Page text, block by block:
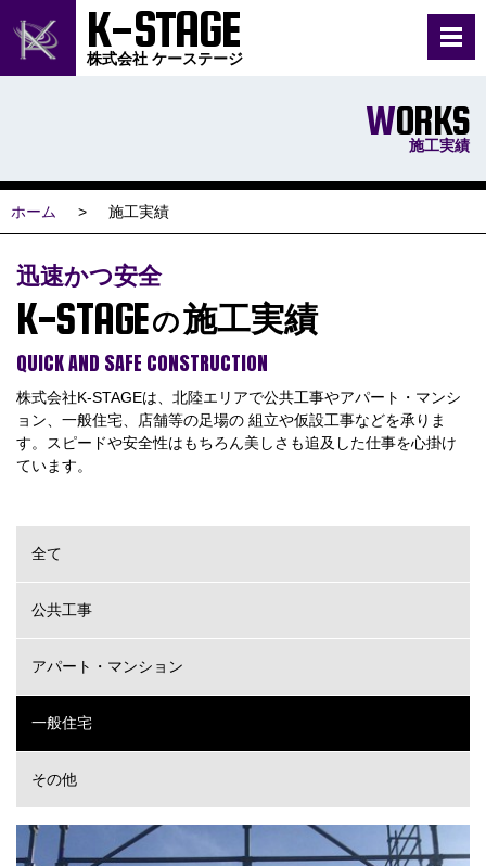
K-STAGE
株式会社 ケーステージ
WORKS
施工実績
ホーム 施工実績
迅速かつ安全
K-STAGEの施工実績
QUICK AND SAFE CONSTRUCTION
株式会社K-STAGEは、北陸エリアで公共工事やアパート・マンシ
ョン、一般住宅、店舗等の足場の 組立や仮設工事などを承りま
す。スピードや安全性はもちろん美しさも追及した仕事を心掛け
ています。
全て
公共工事
アパート・マンション
一般住宅
その他